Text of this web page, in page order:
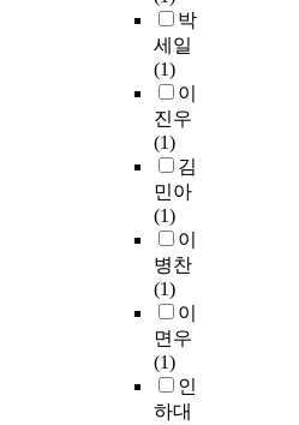
박
세일
(1)
이
진우
(1)
김
민아
(1)
이
병찬
(1)
이
면우
(1)
인
하대